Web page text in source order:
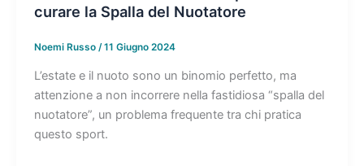
curare la Spalla del Nuotatore
Noemi Russo /11 Giugno 2024
L’estate e il nuoto sono un binomio perfetto, ma
attenzione a non incorrere nella fastidiosa “spalla del
nuotatore”, un problema frequente tra chi pratica
questo sport.